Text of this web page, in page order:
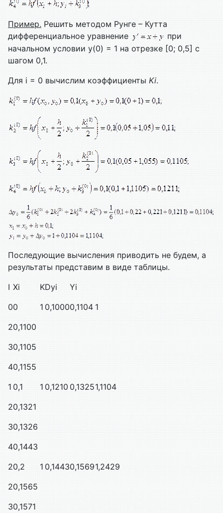
Пример. Решить методом Рунге – Кутта
дифференциальное уравнение
при
начальном условии у(0) = 1 на отрезке [0; 0,5] с
шагом 0,1.
Для i = 0 вычислим коэффициенты Ki.
Последующие вычисления приводить не будем, а
результаты представим в виде таблицы.
I Xi KDyi
Yi
00 1 0,10000,1104 1
20,1100
30,1105
40,1155
1 0,1 1 0,1210 0,13251,1104
20,1321
30,1326
40,1443
20,2 1 0,14430,15691,2429
20,1565
30,1571